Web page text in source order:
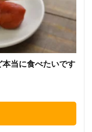
当に食べたいです